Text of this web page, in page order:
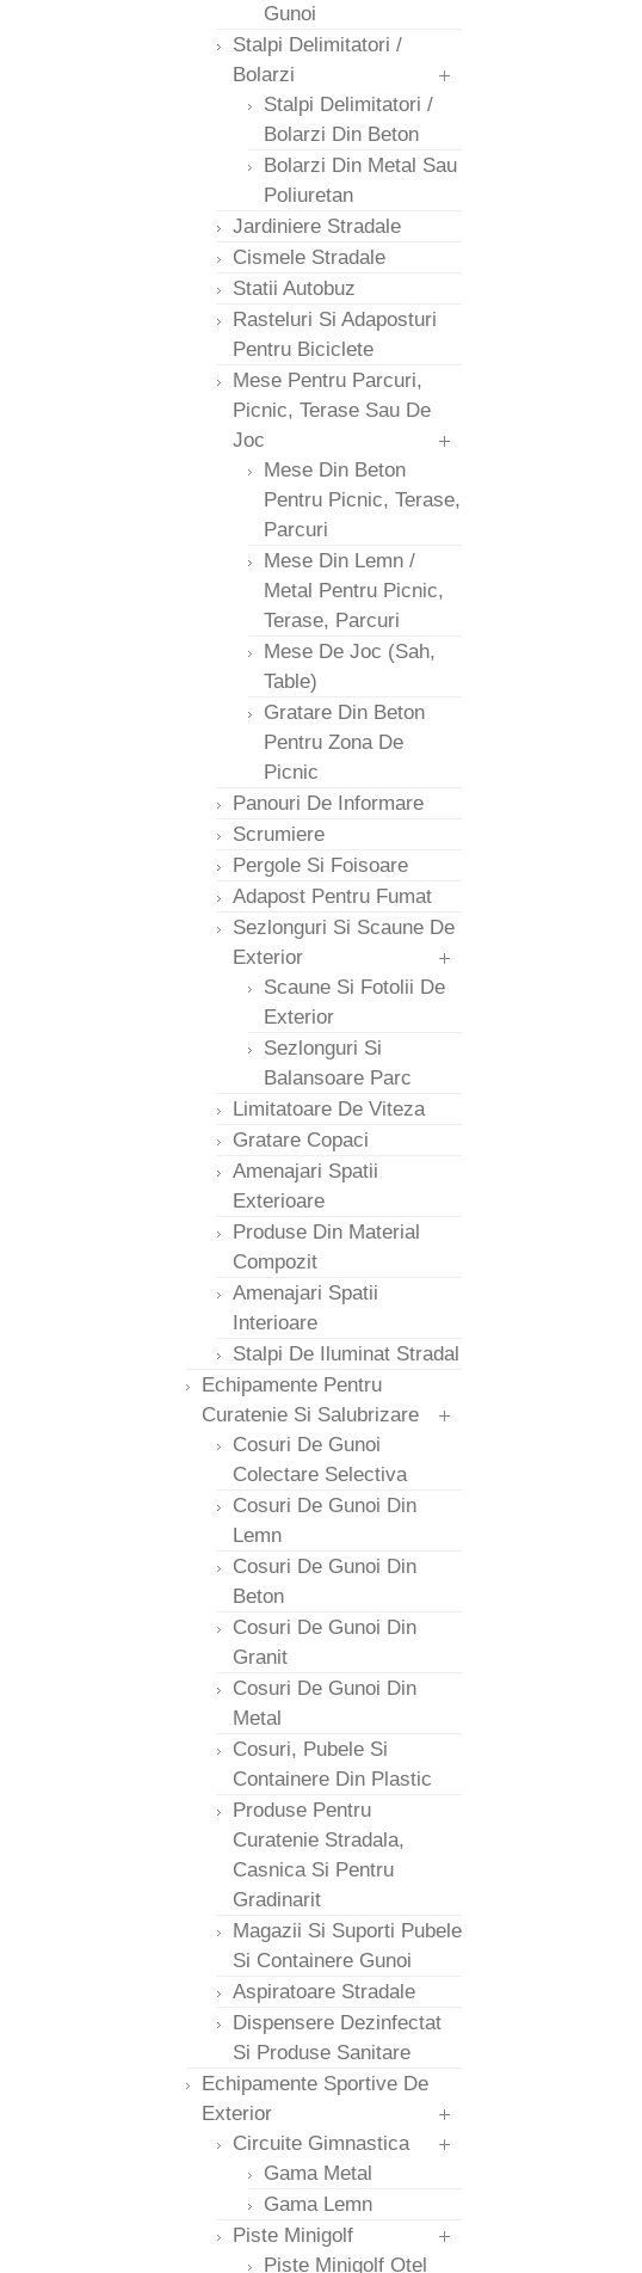
Gunoi
Stalpi Delimitatori /
Bolarzi
Stalpi Delimitatori /
Bolarzi Din Beton
Bolarzi Din Metal Sau
Poliuretan
Jardiniere Stradale
Cismele Stradale
Statii Autobuz
Rasteluri Si Adaposturi
Pentru Biciclete
Mese Pentru Parcuri,
Picnic, Terase Sau De
Joc
Mese Din Beton
Pentru Picnic, Terase,
Parcuri
Mese Din Lemn /
Metal Pentru Picnic,
Terase, Parcuri
Mese De Joc (sah,
Table)
Gratare Din Beton
Pentru Zona De
Picnic
Panouri De Informare
Scrumiere
Pergole Si Foisoare
Adapost Pentru Fumat
Sezlonguri Si Scaune De
Exterior
Scaune Si Fotolii De
Exterior
Sezlonguri Si
Balansoare Parc
Limitatoare De Viteza
Gratare Copaci
Amenajari Spatii
Exterioare
Produse Din Material
Compozit
Amenajari Spatii
Interioare
Stalpi De Iluminat Stradal
Echipamente Pentru
Curatenie Si Salubrizare
Cosuri De Gunoi
Colectare Selectiva
Cosuri De Gunoi Din
Lemn
Cosuri De Gunoi Din
Beton
Cosuri De Gunoi Din
Granit
Cosuri De Gunoi Din
Metal
Cosuri, Pubele Si
Containere Din Plastic
Produse Pentru
Curatenie Stradala,
Casnica Si Pentru
Gradinarit
Magazii Si Suporti Pubele
Si Containere Gunoi
Aspiratoare Stradale
Dispensere Dezinfectat
Si Produse Sanitare
Echipamente Sportive De
Exterior
Circuite Gimnastica
Gama Metal
Gama Lemn
Piste Minigolf
Piste Minigolf Otel